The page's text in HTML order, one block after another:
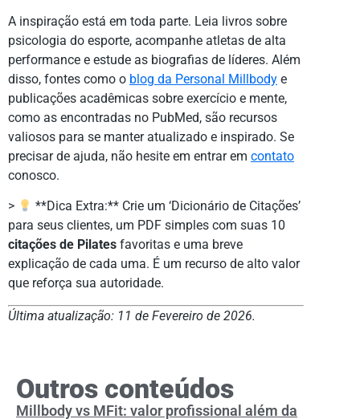
A inspiração está em toda parte. Leia livros sobre
psicologia do esporte, acompanhe atletas de alta
performance e estude as biografias de líderes. Além
disso, fontes como o blog da Personal Millbody e
publicações acadêmicas sobre exercício e mente,
como as encontradas no PubMed, são recursos
valiosos para se manter atualizado e inspirado. Se
precisar de ajuda, não hesite em entrar em contato
conosco.
>
**Dica Extra:** Crie um ‘Dicionário de Citações’
para seus clientes, um PDF simples com suas 10
citações de Pilates favoritas e uma breve
explicação de cada uma. É um recurso de alto valor
que reforça sua autoridade.
Última atualização: 11 de Fevereiro de 2026.
Outros conteúdos
Millbody vs MFit: valor profissional além da